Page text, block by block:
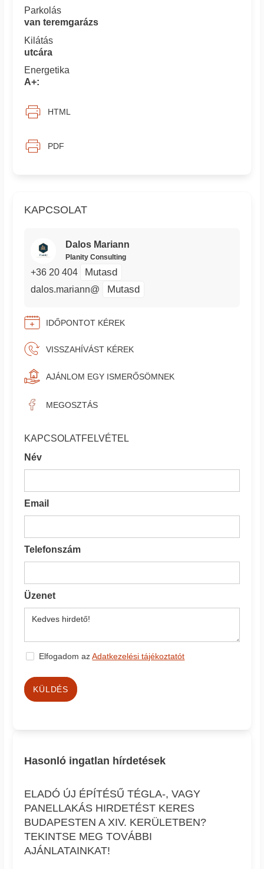
KAPCSOLAT
Dalos Mariann
Planity Consulting
+36 20 404 Mutasd
dalos.mariann@ Mutasd
IDŐPONTOT KÉREK
VISSZAHÍVÁST KÉREK
AJÁNLOM EGY ISMERŐSÖMNEK
MEGOSZTÁS
KAPCSOLATFELVÉTEL
Név
Email
Telefonszám
Üzenet
Elfogadom azAdatkezelési tájékoztatót
KÜLDÉS
Parkolás
van teremgarázs
Kilátás
utcára
Energetika
A+:
HTML
PDF
Hasonló ingatlan hírdetések
ELADÓ ÚJ ÉPÍTÉSŰ TÉGLA-, VAGY
PANELLAKÁS HIRDETÉST KERES
BUDAPESTEN A XIV. KERÜLETBEN?
TEKINTSE MEG TOVÁBBI
AJÁNLATAINKAT!